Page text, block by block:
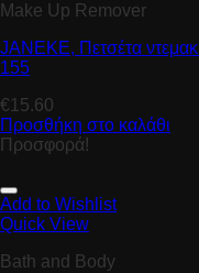
Make Up Remover
JANEKE, Πετσέτα
155
€15.60
Προσθήκη στο καλάθι
Προσφορά!
Add to Wishlist
Quick View
Bath and Body